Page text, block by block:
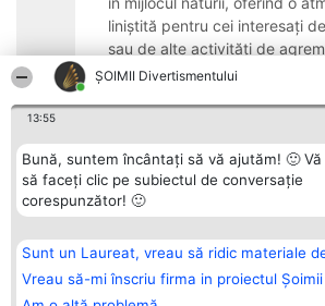
ŞOIMII Divertismentului
13:55
Bună, suntem încântați să vă ajutăm! 🙂 Vă
să faceți clic pe subiectul de conversație
corespunzător! 🙂
Sunt un Laureat, vreau să ridic materiale
Vreau să-mi înscriu firma in proiectul Șoimii
liniștită pentru cei interesați
sau de alte activități de
include două ...
9.8
Organizator Ranking
BRIGHT SOLUTIONS BR SRL
Aleea Timisul De Sus 2 Bl. A30
Sc. A Et. 4 Ap. 13 Cod 061952
București
tel: +40 770 990 492
Plebiscyt
Lista Tuturor
Laureaților
Reguli
Politica de